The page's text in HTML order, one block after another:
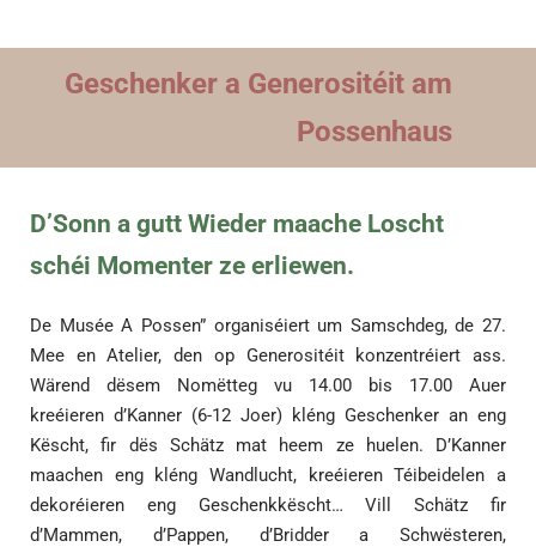
Geschenker a Generositéit am
Possenhaus
D’Sonn a gutt Wieder maache Loscht
schéi Momenter ze erliewen.
De Musée A Possen” organiséiert um Samschdeg, de 27.
Mee en Atelier, den op Generositéit konzentréiert ass.
Wärend dësem Nomëtteg vu 14.00 bis 17.00 Auer
kreéieren d’Kanner (6-12 Joer) kléng Geschenker an eng
Këscht, fir dës Schätz mat heem ze huelen. D’Kanner
maachen eng kléng Wandlucht, kreéieren Téibeidelen a
dekoréieren eng Geschenkkëscht… Vill Schätz fir
d’Mammen, d’Pappen, d’Bridder a Schwësteren,